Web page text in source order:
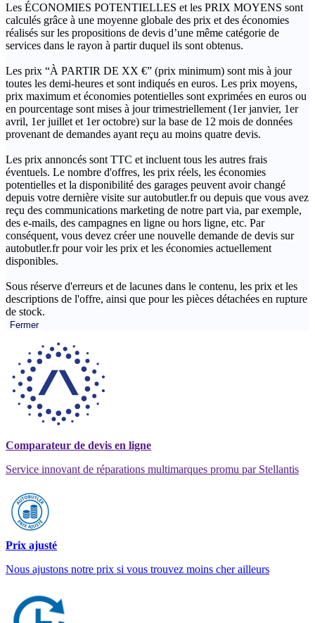
Les ÉCONOMIES POTENTIELLES et les PRIX MOYENS sont
calculés grâce à une moyenne globale des prix et des économies
réalisés sur les propositions de devis d’une même catégorie de
services dans le rayon à partir duquel ils sont obtenus.
Les prix “À PARTIR DE XX €” (prix minimum) sont mis à jour
toutes les demi-heures et sont indiqués en euros. Les prix moyens,
prix maximum et économies potentielles sont exprimées en euros ou
en pourcentage sont mises à jour trimestriellement (1er janvier, 1er
avril, 1er juillet et 1er octobre) sur la base de 12 mois de données
provenant de demandes ayant reçu au moins quatre devis.
Les prix annoncés sont TTC et incluent tous les autres frais
éventuels. Le nombre d'offres, les prix réels, les économies
potentielles et la disponibilité des garages peuvent avoir changé
depuis votre dernière visite sur autobutler.fr ou depuis que vous avez
reçu des communications marketing de notre part via, par exemple,
des e-mails, des campagnes en ligne ou hors ligne, etc. Par
conséquent, vous devez créer une nouvelle demande de devis sur
autobutler.fr pour voir les prix et les économies actuellement
disponibles.
Sous réserve d'erreurs et de lacunes dans le contenu, les prix et les
descriptions de l'offre, ainsi que pour les pièces détachées en rupture
de stock.
Fermer
Comparateur de devis en ligne
Service innovant de réparations multimarques promu par Stellantis
Prix ajusté
Nous ajustons notre prix si vous trouvez moins cher ailleurs